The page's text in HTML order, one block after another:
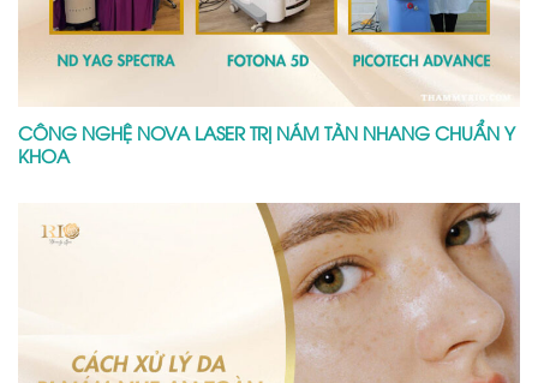
CÔNG NGHỆ NOVA LASER TRỊ NÁM TÀN NHANG CHUẨN Y
KHOA